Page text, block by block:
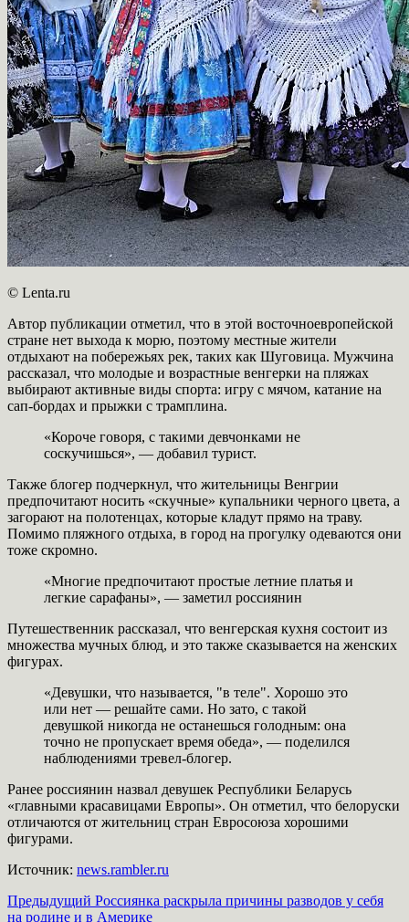
© Lenta.ru
Автор публикации отметил, что в этой восточноевропейской
стране нет выхода к морю, поэтому местные жители
отдыхают на побережьях рек, таких как Шуговица. Мужчина
рассказал, что молодые и возрастные венгерки на пляжах
выбирают активные виды спорта: игру с мячом, катание на
сап-бордах и прыжки с трамплина.
«Короче говоря, с такими девчонками не
соскучишься», — добавил турист.
Также блогер подчеркнул, что жительницы Венгрии
предпочитают носить «скучные» купальники черного цвета, а
загорают на полотенцах, которые кладут прямо на траву.
Помимо пляжного отдыха, в город на прогулку одеваются они
тоже скромно.
«Многие предпочитают простые летние платья и
легкие сарафаны», — заметил россиянин
Путешественник рассказал, что венгерская кухня состоит из
множества мучных блюд, и это также сказывается на женских
фигурах.
«Девушки, что называется, "в теле". Хорошо это
или нет — решайте сами. Но зато, с такой
девушкой никогда не останешься голодным: она
точно не пропускает время обеда», — поделился
наблюдениями тревел-блогер.
Ранее россиянин назвал девушек Республики Беларусь
«главными красавицами Европы». Он отметил, что белоруски
отличаются от жительниц стран Евросоюза хорошими
фигурами.
Источник: news.rambler.ru
Навигация
Предыдущий Россиянка раскрыла причины разводов у себя
на родине и в Америке